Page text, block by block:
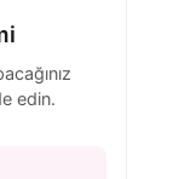
edin.